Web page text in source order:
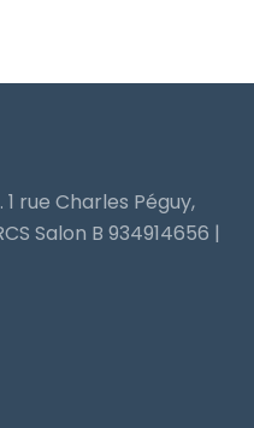
1 rue Charles Péguy,
Salon B 934914656 |